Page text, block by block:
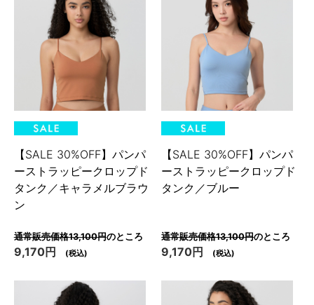
【SALE 30%OFF】パンパ
ーストラッピークロップド
タンク／キャラメルブラウ
ン
通常販売価格13,100円のところ
9,170円 (税込)
【SALE 30%OFF】パンパ
ーストラッピークロップド
タンク／ブルー
通常販売価格13,100円のところ
9,170円 (税込)